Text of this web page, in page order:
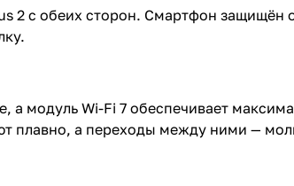
2 с обеих сторон. Смартфон защищён
а модуль Wi-Fi 7 обеспечивает
плавно, а переходы между ними —